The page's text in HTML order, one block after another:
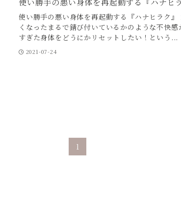
使い勝手の悪い身体を再起動する『ハナヒラク
くなったまるで錆び付いているかのような不快
すぎた身体をどうにかリセットしたい！という...
2021-07-24
1